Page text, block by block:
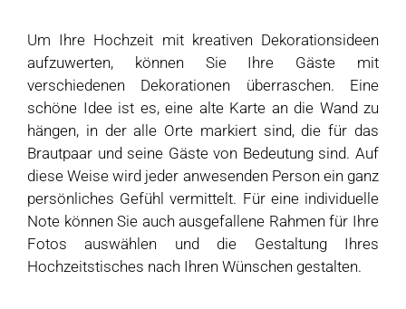
Um Ihre Hochzeit mit kreativen Dekorationsideen
aufzuwerten, können Sie Ihre Gäste mit
verschiedenen Dekorationen überraschen. Eine
schöne Idee ist es, eine alte Karte an die Wand zu
hängen, in der alle Orte markiert sind, die für das
Brautpaar und seine Gäste von Bedeutung sind. Auf
diese Weise wird jeder anwesenden Person ein ganz
persönliches Gefühl vermittelt. Für eine individuelle
Note können Sie auch ausgefallene Rahmen für Ihre
Fotos auswählen und die Gestaltung Ihres
Hochzeitstisches nach Ihren Wünschen gestalten.